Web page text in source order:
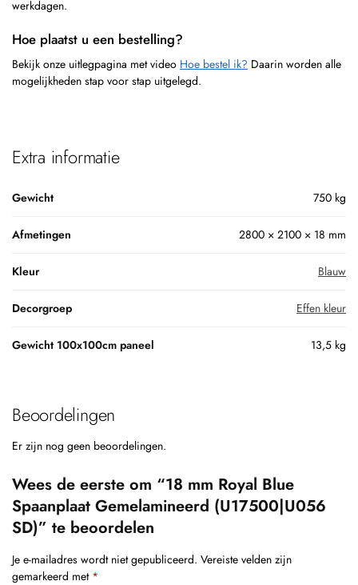
werkdagen.
Hoe plaatst u een bestelling?
Bekijk onze uitlegpagina met video Hoe bestel ik? Daarin worden alle
mogelijkheden stap voor stap uitgelegd.
Extra informatie
Gewicht 750 kg
Afmetingen 2800 × 2100 × 18 mm
Kleur Blauw
Decorgroep Effen kleur
Gewicht 100x100cm paneel 13,5 kg
Beoordelingen
Er zijn nog geen beoordelingen.
Wees de eerste om “18 mm Royal Blue
Spaanplaat Gemelamineerd (U17500|U056
SD)” te beoordelen
Je e-mailadres wordt niet gepubliceerd. Vereiste velden zijn
gemarkeerd met *